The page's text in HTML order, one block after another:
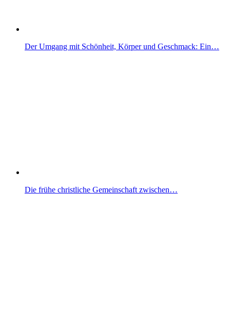
Der Umgang mit Schönheit, Körper und Geschmack: Ein…
Die frühe christliche Gemeinschaft zwischen…